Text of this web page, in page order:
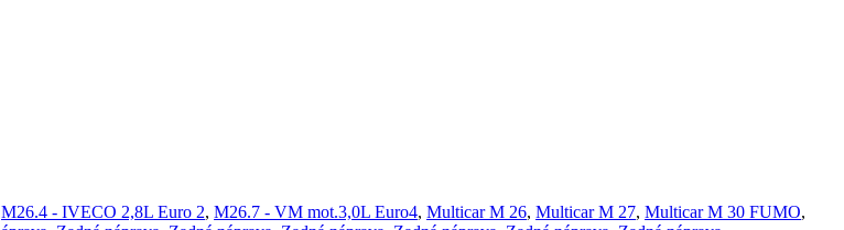
M26.4 - IVECO 2,8L Euro 2, M26.7 - VM mot.3,0L Euro4, Multicar M 26, Multicar M 27, Multicar M 30 FUMO,